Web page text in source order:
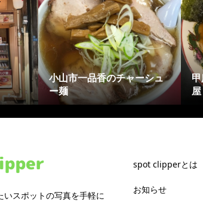
小山市一品香のチャーシュ
ー麺
屋
スポットの写真を手軽に
spot clipperとは
お知らせ